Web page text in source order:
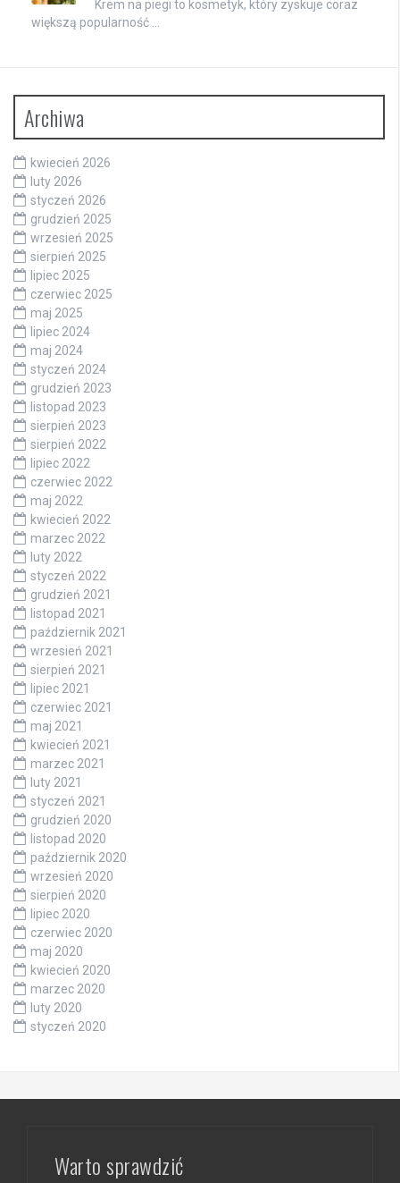
Krem na piegi to kosmetyk, który zyskuje coraz
większą popularność …
Archiwa
kwiecień 2026
luty 2026
styczeń 2026
grudzień 2025
wrzesień 2025
sierpień 2025
lipiec 2025
czerwiec 2025
maj 2025
lipiec 2024
maj 2024
styczeń 2024
grudzień 2023
listopad 2023
sierpień 2023
sierpień 2022
lipiec 2022
czerwiec 2022
maj 2022
kwiecień 2022
marzec 2022
luty 2022
styczeń 2022
grudzień 2021
listopad 2021
październik 2021
wrzesień 2021
sierpień 2021
lipiec 2021
czerwiec 2021
maj 2021
kwiecień 2021
marzec 2021
luty 2021
styczeń 2021
grudzień 2020
listopad 2020
październik 2020
wrzesień 2020
sierpień 2020
lipiec 2020
czerwiec 2020
maj 2020
kwiecień 2020
marzec 2020
luty 2020
styczeń 2020
Warto sprawdzić